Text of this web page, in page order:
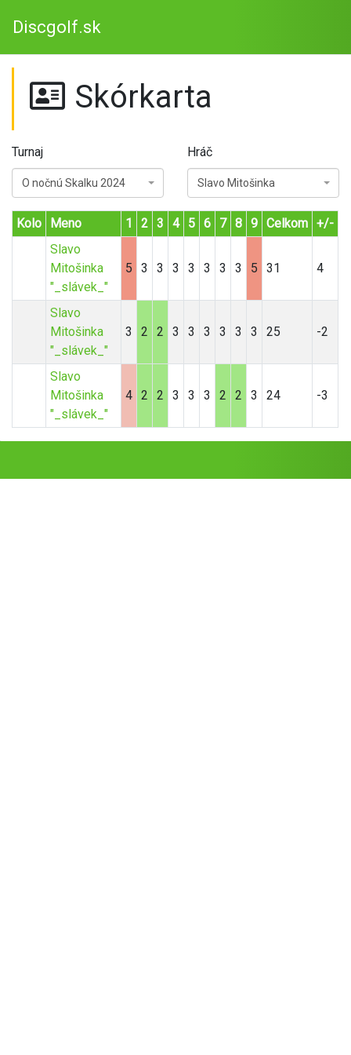
Discgolf.sk
Skórkarta
Turnaj
O nočnú Skalku 2024
Hráč
Slavo Mitošinka
Kolo Meno 1 2 3 4 5 6 7 8 9 Celkom +/-
Slavo
Mitošinka
"_slávek_"
5 3 3 3 3 3 3 3 5 31 4
Slavo
Mitošinka
"_slávek_"
3 2 2 3 3 3 3 3 3 25 -2
Slavo
Mitošinka
"_slávek_"
4 2 2 3 3 3 2 2 3 24 -3